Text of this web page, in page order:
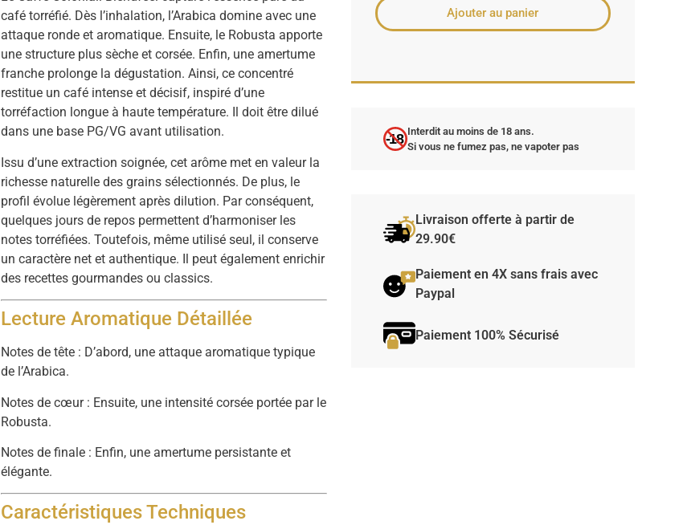
café torréfié. Dès l’inhalation, l’Arabica domine avec une
attaque ronde et aromatique. Ensuite, le Robusta apporte
une structure plus sèche et corsée. Enfin, une amertume
franche prolonge la dégustation. Ainsi, ce concentré
restitue un café intense et décisif, inspiré d’une
torréfaction longue à haute température. Il doit être dilué
dans une base PG/VG avant utilisation.
Issu d’une extraction soignée, cet arôme met en valeur la
richesse naturelle des grains sélectionnés. De plus, le
profil évolue légèrement après dilution. Par conséquent,
quelques jours de repos permettent d’harmoniser les
notes torréfiées. Toutefois, même utilisé seul, il conserve
un caractère net et authentique. Il peut également enrichir
des recettes gourmandes ou classics.
Lecture Aromatique Détaillée
Notes de tête : D’abord, une attaque aromatique typique
de l’Arabica.
Notes de cœur : Ensuite, une intensité corsée portée par le
Robusta.
Notes de finale : Enfin, une amertume persistante et
élégante.
Caractéristiques Techniques
Ajouter au panier
-18 Interdit au moins de 18 ans.
Si vous ne fumez pas, ne vapoter pas
Livraison offerte à partir de
29.90€
Paiement en 4X sans frais avec
Paypal
Paiement 100% Sécurisé